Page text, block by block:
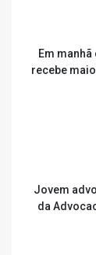
Em
recebe
Jovem
da